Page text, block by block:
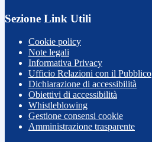
Sezione Link Utili
Cookie policy
Note legali
Informativa Privacy
Ufficio Relazioni con il Pubblico
Dichiarazione di accessibilità
Obiettivi di accessibilità
Whistleblowing
Gestione consensi cookie
Amministrazione trasparente